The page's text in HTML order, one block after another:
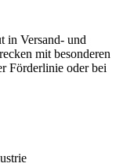
in Versand- und
mit besonderen
Förderlinie oder bei